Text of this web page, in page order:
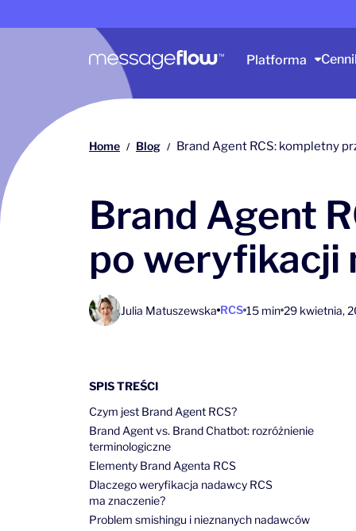
Główna nawigacja Platforma
Home / Blog / Brand Agent RCS: kompletny
Brand Agent
po weryfikacji
Julia Matuszewska RCS 15 min 29 kwietnia,
SPIS TREŚCI
Czym jest Brand Agent RCS?
Brand Agent vs. Brand Chatbot: rozróżnienie
terminologiczne
Elementy Brand Agenta RCS
Dlaczego weryfikacja nadawcy RCS
ma znaczenie?
Problem smishingu i nieznanych nadawców